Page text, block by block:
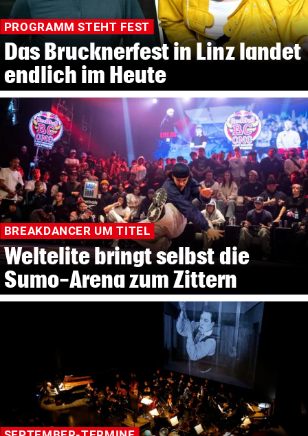
PROGRAMM STEHT FEST
Das Brucknerfest in Linz landet
endlich im Heute
BREAKDANCER UM TITEL
Weltelite bringt selbst die
Sumo-Arena zum Zittern